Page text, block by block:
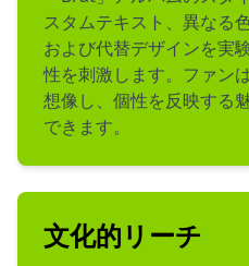
スタムテキスト、異なる
および代替デザインを実
性を刺激します。ファン
想像し、個性を反映する
できます。
文化的リーチ